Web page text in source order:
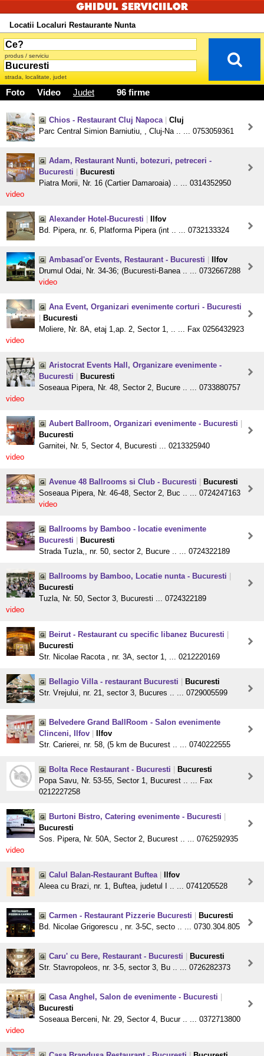
Locatii Localuri Restaurante Nunta
produs / serviciu
strada, localitate, judet
Foto Video Judet 96 firme
Chios - Restaurant Cluj Napoca
Cluj
Parc Central Simion Barniutiu, , Cluj-Na .. ... 0753059361
Adam, Restaurant Nunti, botezuri, petreceri -
Bucuresti
Bucuresti
Piatra Morii, Nr. 16 (Cartier Damaroaia) .. ... 0314352950
video
Alexander Hotel-Bucuresti
Ilfov
Bd. Pipera, nr. 6, Platforma Pipera (int .. ... 0732133324
Ambasad'or Events, Restaurant - Bucuresti
Ilfov
Drumul Odai, Nr. 34-36; (Bucuresti-Banea .. ... 0732667288
video
Ana Event, Organizari evenimente corturi - Bucuresti
Bucuresti
Moliere, Nr. 8A, etaj 1,ap. 2, Sector 1, .. ... Fax 0256432923
video
Aristocrat Events Hall, Organizare evenimente -
Bucuresti
Bucuresti
Soseaua Pipera, Nr. 48, Sector 2, Bucure .. ... 0733880757
video
Aubert Ballroom, Organizari evenimente - Bucuresti
Bucuresti
Garnitei, Nr. 5, Sector 4, Bucuresti ... 0213325940
video
Avenue 48 Ballrooms si Club - Bucuresti
Bucuresti
Soseaua Pipera, Nr. 46-48, Sector 2, Buc .. ... 0724247163
video
Ballrooms by Bamboo - locatie evenimente
Bucuresti
Bucuresti
Strada Tuzla,, nr. 50, sector 2, Bucure .. ... 0724322189
Ballrooms by Bamboo, Locatie nunta - Bucuresti
Bucuresti
Tuzla, Nr. 50, Sector 3, Bucuresti ... 0724322189
video
Beirut - Restaurant cu specific libanez Bucuresti
Bucuresti
Str. Nicolae Racota , nr. 3A, sector 1, ... 0212220169
Bellagio Villa - restaurant Bucuresti
Bucuresti
Str. Vrejului, nr. 21, sector 3, Bucures .. ... 0729005599
Belvedere Grand BallRoom - Salon evenimente
Clinceni, Ilfov
Ilfov
Str. Carierei, nr. 58, (5 km de Bucurest .. ... 0740222555
Bolta Rece Restaurant - Bucuresti
Bucuresti
Popa Savu, Nr. 53-55, Sector 1, Bucurest .. ... Fax
0212227258
Burtoni Bistro, Catering evenimente - Bucuresti
Bucuresti
Sos. Pipera, Nr. 50A, Sector 2, Bucurest .. ... 0762592935
video
Calul Balan-Restaurant Buftea
Ilfov
Aleea cu Brazi, nr. 1, Buftea, judetul I .. ... 0741205528
Carmen - Restaurant Pizzerie Bucuresti
Bucuresti
Bd. Nicolae Grigorescu , nr. 3-5C, secto .. ... 0730.304.805
Caru' cu Bere, Restaurant - Bucuresti
Bucuresti
Str. Stavropoleos, nr. 3-5, sector 3, Bu .. ... 0726282373
Casa Anghel, Salon de evenimente - Bucuresti
Bucuresti
Soseaua Berceni, Nr. 29, Sector 4, Bucur .. ... 0372713800
video